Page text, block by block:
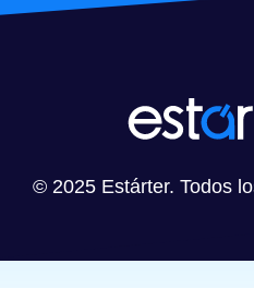
© 2025 Estárter. Todos